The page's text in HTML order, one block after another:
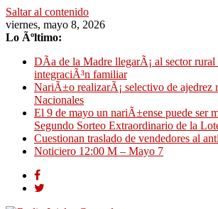
Saltar al contenido
viernes, mayo 8, 2026
Lo Ãºltimo:
DÃ­a de la Madre llegarÃ¡ al sector rural
integraciÃ³n familiar
NariÃ±o realizarÃ¡ selectivo de ajedrez
Nacionales
El 9 de mayo un nariÃ±ense puede ser
Segundo Sorteo Extraordinario de la
Cuestionan traslado de vendedores al
Noticiero 12:00 M – Mayo 7